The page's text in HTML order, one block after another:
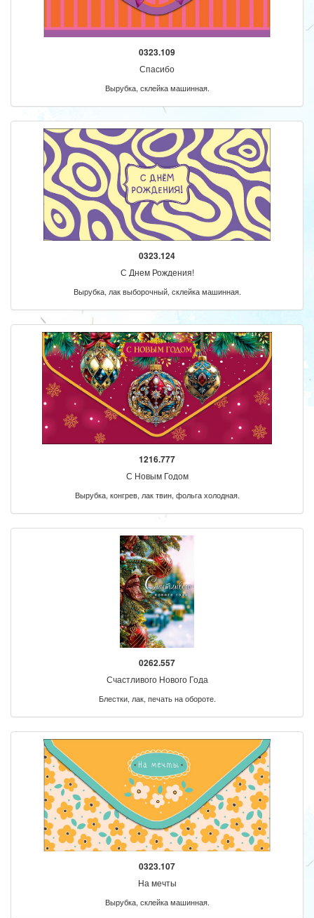
0323.109
Спасибо
Вырубка, склейка машинная.
0323.124
С Днем Рождения!
Вырубка, лак выборочный, склейка машинная.
1216.777
С Новым Годом
Вырубка, конгрев, лак твин, фольга холодная.
0262.557
Счастливого Нового Года
Блестки, лак, печать на обороте.
0323.107
На мечты
Вырубка, склейка машинная.